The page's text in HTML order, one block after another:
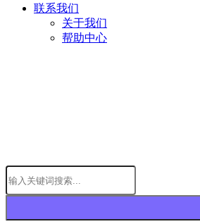
联系我们
关于我们
帮助中心